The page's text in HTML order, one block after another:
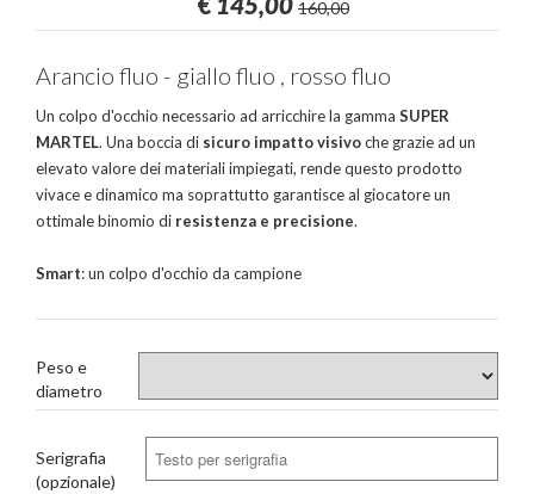
160,00
Arancio fluo - giallo fluo , rosso fluo
Un colpo d'occhio necessario ad arricchire la gamma SUPER
MARTEL. Una boccia di sicuro impatto visivoche grazie ad un
elevato valore dei materiali impiegati, rende questo prodotto
vivace e dinamico ma soprattutto garantisce al giocatore un
ottimale binomio di resistenza e precisione.
Smart: un colpo d'occhio da campione
Peso e
diametro
Serigrafia
(opzionale)